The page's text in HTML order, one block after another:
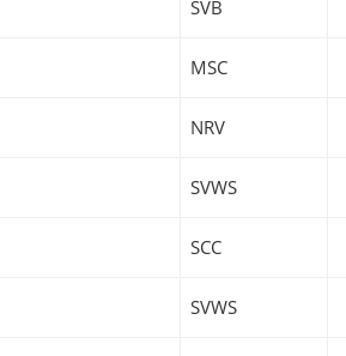
SVB
MSC
NRV
SVWS
SCC
SVWS